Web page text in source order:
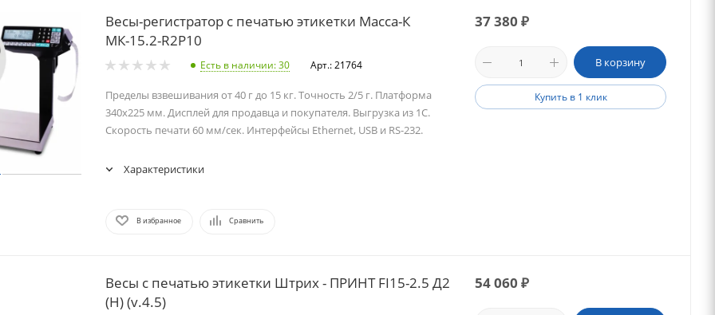
Весы-регистратор с печатью этикетки Масса-К
МК-15.2-R2P10
Есть в наличии: 30 Арт.: 21764
Пределы взвешивания от 40 г до 15 кг. Точность 2/5 г. Платформа
340х225 мм. Дисплей для продавца и покупателя. Выгрузка из 1С.
Скорость печати 60 мм/сек. Интерфейсы Ethernet, USB и RS-232.
Характеристики
В избранное Сравнить
37 380 ₽
В корзину
Купить в 1 клик
Весы с печатью этикетки Штрих - ПРИНТ FI15-2.5 Д2
(H) (v.4.5)
54 060 ₽